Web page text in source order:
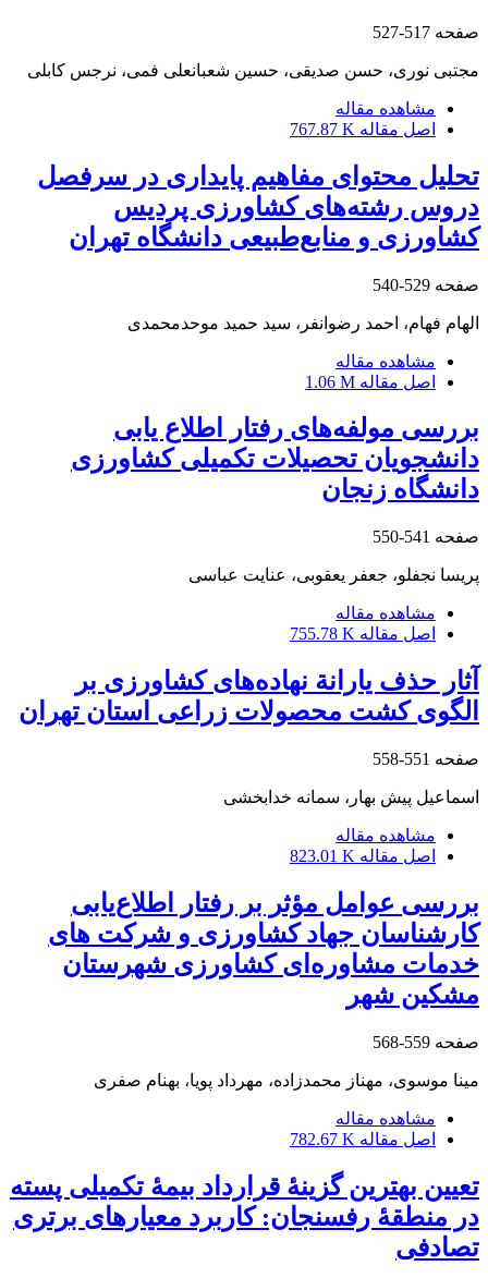
صفحه 517-527
مجتبی نوری، حسن صدیقی، حسین شعبانعلی فمی، نرجس کابلی
مشاهده مقاله
اصل مقاله 767.87 K
تحلیل محتوای مفاهیم پایداری در سرفصل
دروس رشته‌های کشاورزی پردیس
کشاورزی و منابع‌طبیعی دانشگاه تهران
صفحه 529-540
الهام فهام، احمد رضوانفر، سید حمید موحدمحمدی
مشاهده مقاله
اصل مقاله 1.06 M
بررسی مولفه‌های رفتار اطلاع یابی
دانشجویان تحصیلات تکمیلی کشاورزی
دانشگاه زنجان
صفحه 541-550
پریسا نجفلو، جعفر یعقوبی، عنایت عباسی
مشاهده مقاله
اصل مقاله 755.78 K
آثار حذف یارانة نهاده‌های کشاورزی بر
الگوی کشت محصولات زراعی استان تهران
صفحه 551-558
اسماعیل پیش بهار، سمانه خدابخشی
مشاهده مقاله
اصل مقاله 823.01 K
بررسی عوامل مؤثر بر رفتار اطلاع‌یابی
کارشناسان جهاد کشاورزی و شرکت های
خدمات مشاوره‌ای کشاورزی شهرستان
مشکین شهر
صفحه 559-568
مینا موسوی، مهناز محمدزاده، مهرداد پویا، بهنام صفری
مشاهده مقاله
اصل مقاله 782.67 K
تعیین بهترین گزینۀ قرارداد بیمۀ تکمیلی پسته
در منطقۀ رفسنجان: کاربرد معیارهای برتری
تصادفی